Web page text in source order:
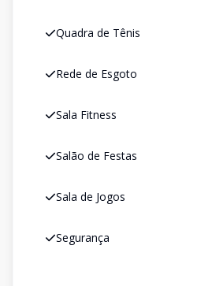
Quadra de Tênis
Rede de Esgoto
Sala Fitness
Salão de Festas
Sala de Jogos
Segurança